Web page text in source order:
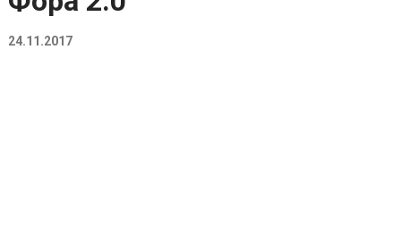
24.11.2017